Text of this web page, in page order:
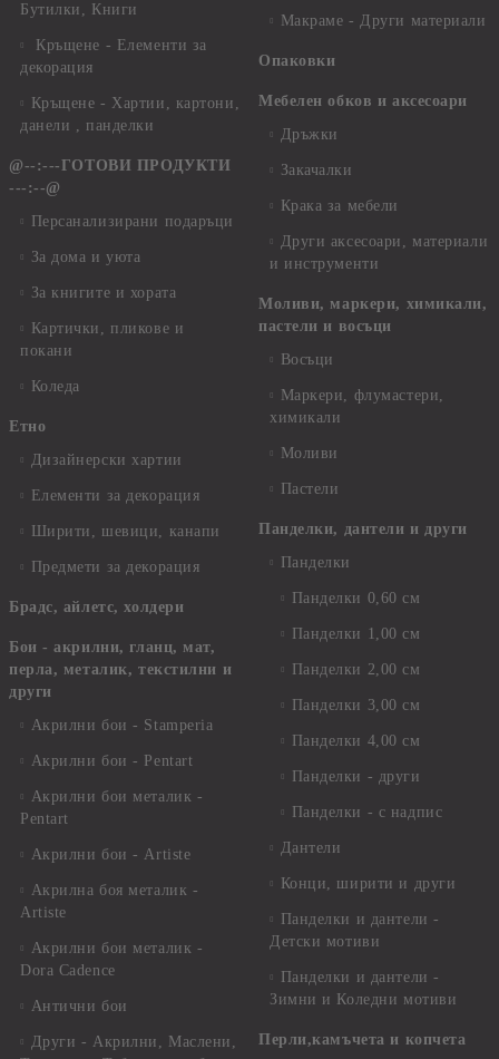
Бутилки, Книги
Кръщене - Елементи за
декорация
Кръщене - Хартии, картони,
данели , панделки
@--:---ГОТОВИ ПРОДУКТИ
---:--@
Персанализирани подаръци
За дома и уюта
За книгите и хората
Картички, пликове и
покани
Коледа
Етно
Дизайнерски хартии
Елементи за декорация
Ширити, шевици, канапи
Предмети за декорация
Брадс, айлетс, холдери
Бои - акрилни, гланц, мат,
перла, металик, текстилни и
други
Акрилни бои - Stamperia
Акрилни бои - Pentart
Акрилни бои металик -
Pentart
Акрилни бои - Artiste
Акрилна боя металик -
Artiste
Акрилни бои металик -
Dora Cadence
Антични бои
Други - Акрилни, Маслени,
Макраме - Други материали
Опаковки
Мебелен обков и аксесоари
Дръжки
Закачалки
Крака за мебели
Други аксесоари, материали
и инструменти
Моливи, маркери, химикали,
пастели и восъци
Восъци
Маркери, флумастери,
химикали
Моливи
Пастели
Панделки, дантели и други
Панделки
Панделки 0,60 см
Панделки 1,00 см
Панделки 2,00 см
Панделки 3,00 см
Панделки 4,00 см
Панделки - други
Панделки - с надпис
Дантели
Конци, ширити и други
Панделки и дантели -
Детски мотиви
Панделки и дантели -
Зимни и Коледни мотиви
Перли,камъчета и копчета